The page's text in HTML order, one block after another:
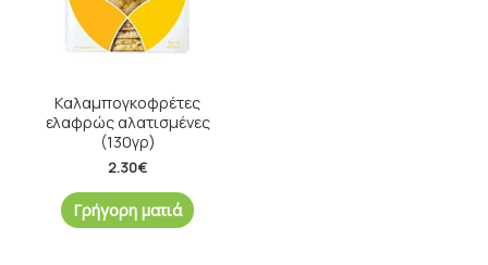
Καλαμπογκοφρέτες
ελαφρώς αλατισμένες
(130γρ)
2.30€
Γρήγορη ματιά